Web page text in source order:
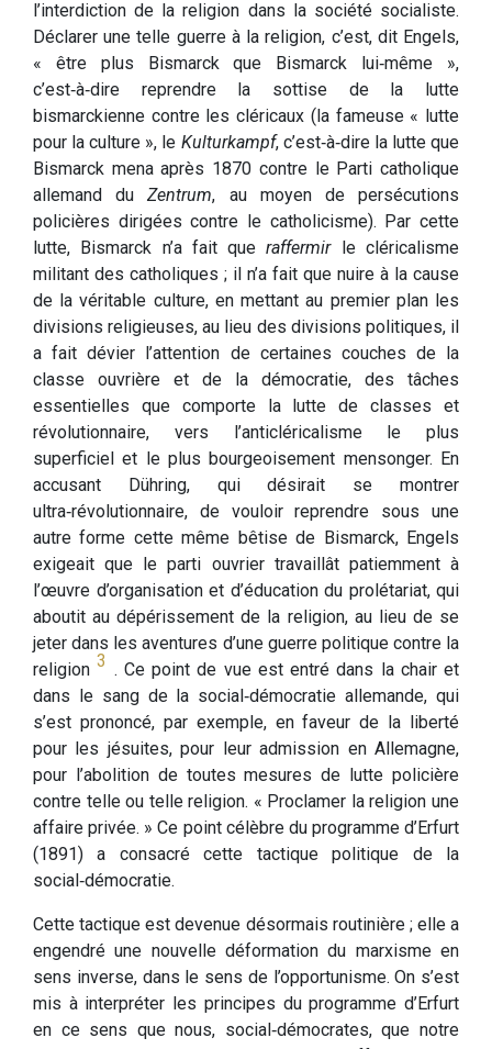
l’interdiction de la religion dans la société socialiste.
Déclarer une telle guerre à la religion, c’est, dit Engels,
« être plus Bismarck que Bismarck lui‑même »,
c’est‑à‑dire reprendre la sottise de la lutte
bismarckienne contre les cléricaux (la fameuse « lutte
pour la culture », le Kulturkampf, c’est‑à‑dire la lutte que
Bismarck mena après 1870 contre le Parti catholique
allemand duZentrum, au moyen de persécutions
policières dirigées contre le catholicisme). Par cette
lutte, Bismarck n’a fait queraffermirle cléricalisme
militant des catholiques ; il n’a fait que nuire à la cause
de la véritable culture, en mettant au premier plan les
divisions religieuses, au lieu des divisions politiques, il
a fait dévier l’attention de certaines couches de la
classe ouvrière et de la démocratie, des tâches
essentielles que comporte la lutte de classes et
révolutionnaire, vers l’anticléricalisme le plus
superficiel et le plus bourgeoisement mensonger. En
accusant Dühring, qui désirait se montrer
ultra‑révolutionnaire, de vouloir reprendre sous une
autre forme cette même bêtise de Bismarck, Engels
exigeait que le parti ouvrier travaillât patiemment à
l’œuvre d’organisation et d’éducation du prolétariat, qui
aboutit au dépérissement de la religion, au lieu de se
jeter dans les aventures d’une guerre politique contre la
religion3 . Ce point de vue est entré dans la chair et
dans le sang de la social‑démocratie allemande, qui
s’est prononcé, par exemple, en faveur de la liberté
pour les jésuites, pour leur admission en Allemagne,
pour l’abolition de toutes mesures de lutte policière
contre telle ou telle religion. « Proclamer la religion une
affaire privée. » Ce point célèbre du programme d’Erfurt
(1891) a consacré cette tactique politique de la
social‑démocratie.
Cette tactique est devenue désormais routinière ; elle a
engendré une nouvelle déformation du marxisme en
sens inverse, dans le sens de l’opportunisme. On s’est
mis à interpréter les principes du programme d’Erfurt
en ce sens que nous, social‑démocrates, que notre